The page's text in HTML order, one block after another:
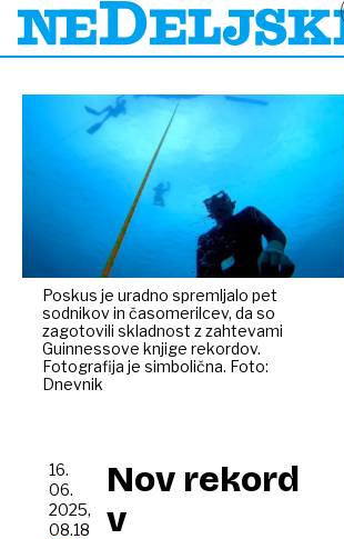
Poskus je uradno spremljalo pet
sodnikov in časomerilcev, da so
zagotovili skladnost z zahtevami
Guinnessove knjige rekordov.
Fotografija je simbolična. Foto:
Dnevnik
Nov rekord
v
16.
06.
2025,
08.18